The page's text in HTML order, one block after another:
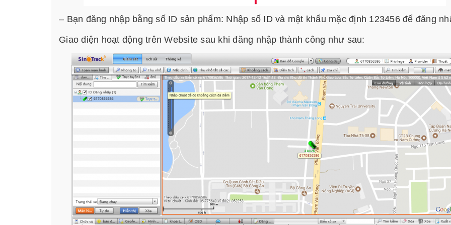
– Bạn đăng nhập bằng số ID sản phẩm: Nhập số ID và mật khẩu mặc định 123456 để đăng
Giao diện hoạt động trên Website sau khi đăng nhập thành công như sau: